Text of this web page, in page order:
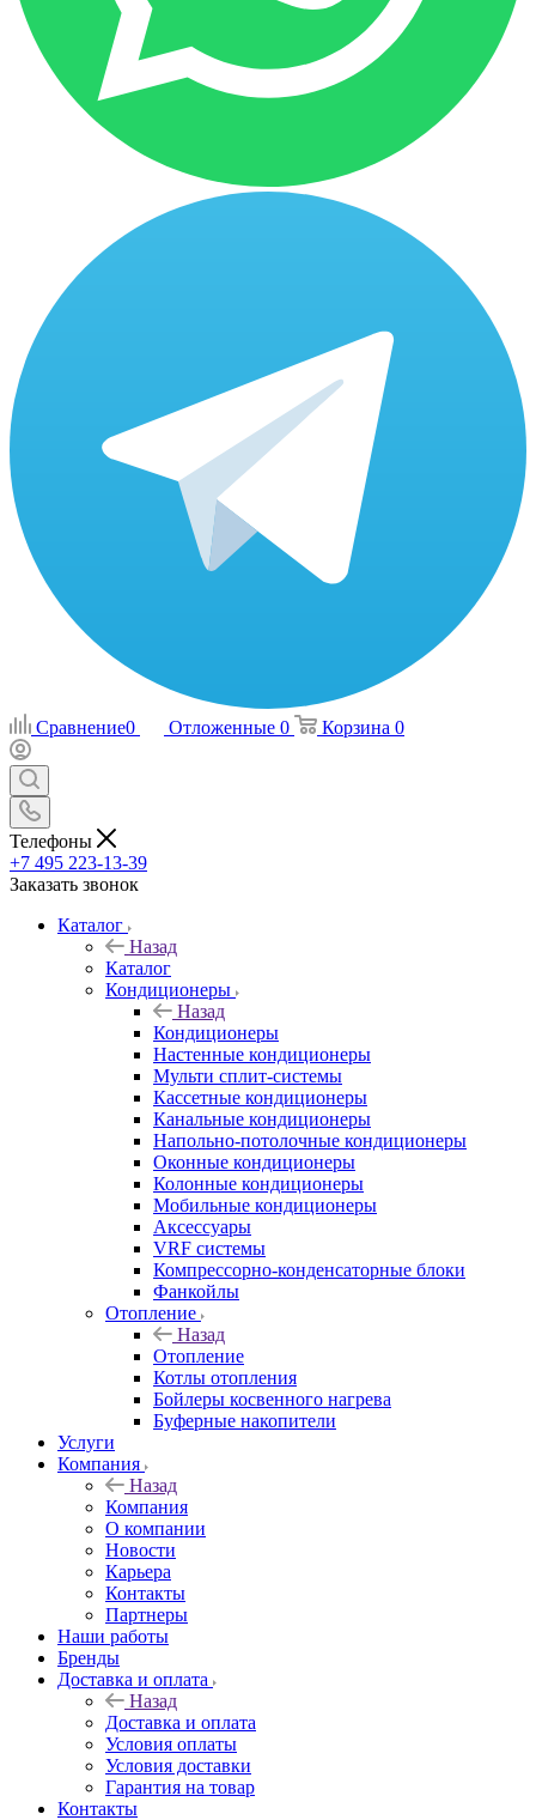
Сравнение0 Отложенные 0 Корзина 0
Телефоны
+7 495 223-13-39
Заказать звонок
Каталог
Назад
Каталог
Кондиционеры
Назад
Кондиционеры
Настенные кондиционеры
Мульти сплит-системы
Кассетные кондиционеры
Канальные кондиционеры
Напольно-потолочные кондиционеры
Оконные кондиционеры
Колонные кондиционеры
Мобильные кондиционеры
Аксессуары
VRF системы
Компрессорно-конденсаторные блоки
Фанкойлы
Отопление
Назад
Отопление
Котлы отопления
Бойлеры косвенного нагрева
Буферные накопители
Услуги
Компания
Назад
Компания
О компании
Новости
Карьера
Контакты
Партнеры
Наши работы
Бренды
Доставка и оплата
Назад
Доставка и оплата
Условия оплаты
Условия доставки
Гарантия на товар
Контакты